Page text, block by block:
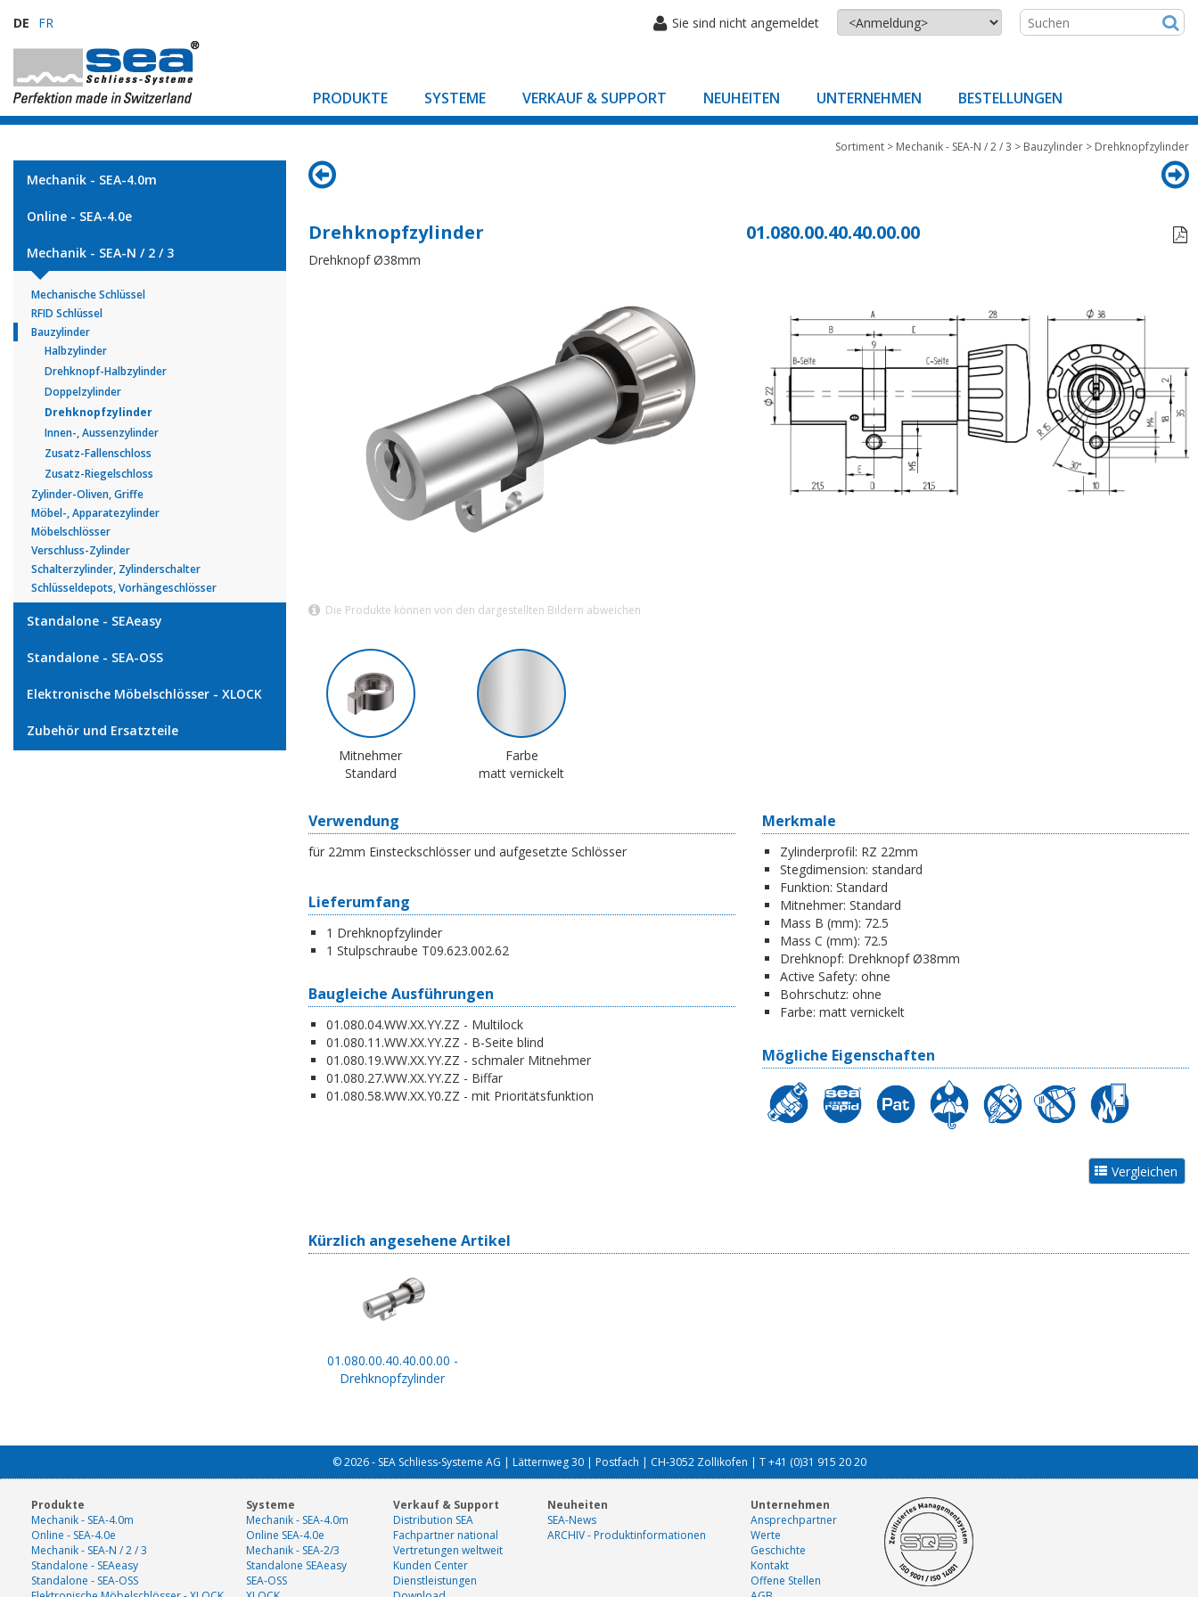
DE FR Sie sind nicht angemeldet
PRODUKTE SYSTEME VERKAUF & SUPPORT NEUHEITEN UNTERNEHMEN BESTELLUNGEN
Mechanik - SEA-4.0m
Online - SEA-4.0e
Mechanik - SEA-N / 2 / 3
Mechanische Schlüssel
RFID Schlüssel
Bauzylinder
Halbzylinder
Drehknopf-Halbzylinder
Doppelzylinder
Drehknopfzylinder
Innen-, Aussenzylinder
Zusatz-Fallenschloss
Zusatz-Riegelschloss
Zylinder-Oliven, Griffe
Möbel-, Apparatezylinder
Möbelschlösser
Verschluss-Zylinder
Schalterzylinder, Zylinderschalter
Schlüsseldepots, Vorhängeschlösser
Standalone - SEAeasy
Standalone - SEA-OSS
Elektronische Möbelschlösser - XLOCK
Zubehör und Ersatzteile
Sortiment > Mechanik - SEA-N / 2 / 3 > Bauzylinder > Drehknopfzylinder
Drehknopfzylinder 01.080.00.40.40.00.00

Drehknopf Ø38mm
Die Produkte können von den dargestellten Bildern abweichen
Mitnehmer
Standard
Farbe
matt vernickelt
Verwendung
für 22mm Einsteckschlösser und aufgesetzte Schlösser
Lieferumfang
1 Drehknopfzylinder
1 Stulpschraube T09.623.002.62
Baugleiche Ausführungen
01.080.04.WW.XX.YY.ZZ - Multilock
01.080.11.WW.XX.YY.ZZ - B-Seite blind
01.080.19.WW.XX.YY.ZZ - schmaler Mitnehmer
01.080.27.WW.XX.YY.ZZ - Biffar
01.080.58.WW.XX.Y0.ZZ - mit Prioritätsfunktion
Merkmale
Zylinderprofil: RZ 22mm
Stegdimension: standard
Funktion: Standard
Mitnehmer: Standard
Mass B (mm): 72.5
Mass C (mm): 72.5
Drehknopf: Drehknopf Ø38mm
Active Safety: ohne
Bohrschutz: ohne
Farbe: matt vernickelt
Mögliche Eigenschaften
Kürzlich angesehene Artikel
01.080.00.40.40.00.00 -
Drehknopfzylinder
© 2026 - SEA Schliess-Systeme AG | Lätternweg 30 | Postfach | CH-3052 Zollikofen | T +41 (0)31 915 20 20
Produkte
Mechanik - SEA-4.0m
Online - SEA-4.0e
Mechanik - SEA-N / 2 / 3
Standalone - SEAeasy
Standalone - SEA-OSS
Systeme
Mechanik - SEA-4.0m
Online SEA-4.0e
Mechanik - SEA-2/3
Standalone SEAeasy
SEA-OSS
Verkauf & Support
Distribution SEA
Fachpartner national
Vertretungen weltweit
Kunden Center
Dienstleistungen
Neuheiten
SEA-News
ARCHIV - Produktinformationen
Unternehmen
Ansprechpartner
Werte
Geschichte
Kontakt
Offene Stellen